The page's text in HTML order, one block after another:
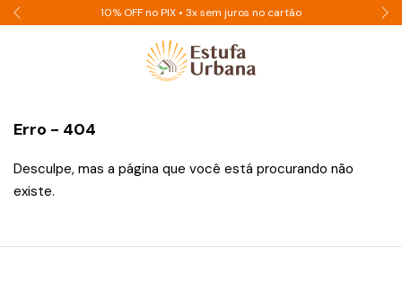
10% OFF no PIX • 3x sem juros no cartão
Erro - 404
Desculpe, mas a página que você está procurando não
existe.